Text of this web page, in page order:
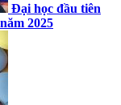
Đại học đầu tiên
2025